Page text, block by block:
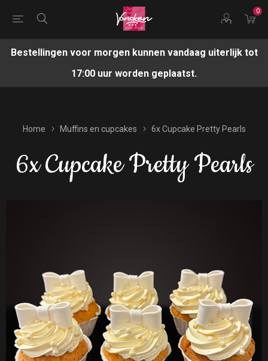
0
Bestellingen voor morgen kunnen vandaag uiterlijk tot
17:00 uur worden geplaatst.
Home Muffins en cupcakes 6x Cupcake Pretty Pearls
6x Cupcake Pretty Pearls